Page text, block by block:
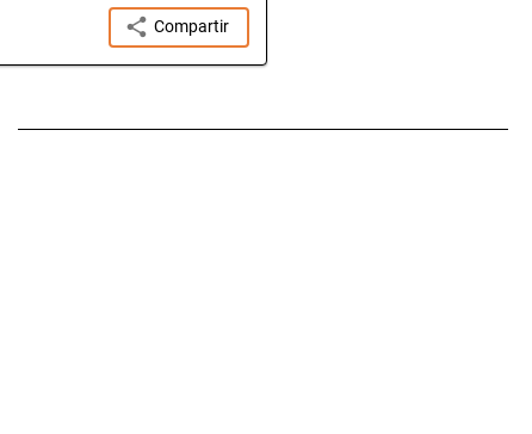
share Compartir